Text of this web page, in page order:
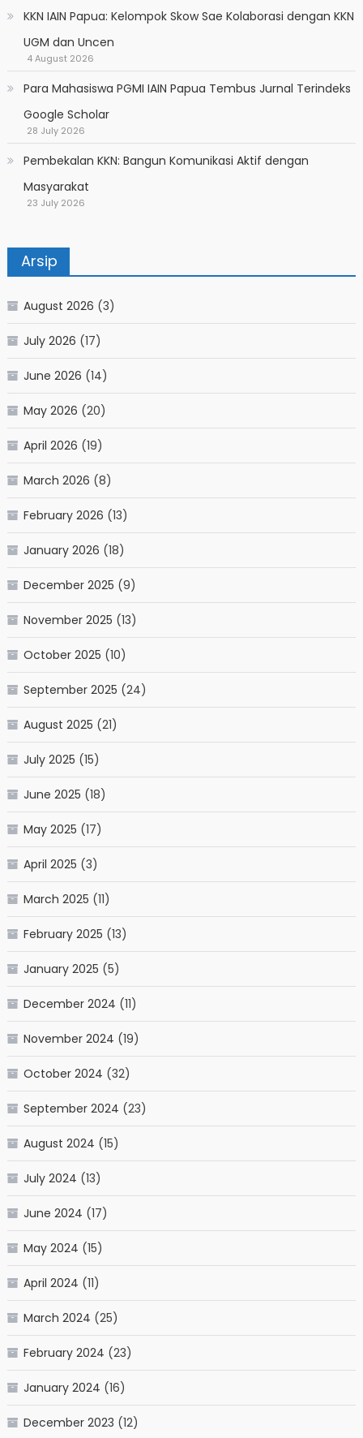
KKN IAIN Papua: Kelompok Skow Sae Kolaborasi dengan KKN
UGM dan Uncen
4 August 2026
Para Mahasiswa PGMI IAIN Papua Tembus Jurnal Terindeks
Google Scholar
28 July 2026
Pembekalan KKN: Bangun Komunikasi Aktif dengan
Masyarakat
23 July 2026
Arsip
August 2026 (3)
July 2026 (17)
June 2026 (14)
May 2026 (20)
April 2026 (19)
March 2026 (8)
February 2026 (13)
January 2026 (18)
December 2025 (9)
November 2025 (13)
October 2025 (10)
September 2025 (24)
August 2025 (21)
July 2025 (15)
June 2025 (18)
May 2025 (17)
April 2025 (3)
March 2025 (11)
February 2025 (13)
January 2025 (5)
December 2024 (11)
November 2024 (19)
October 2024 (32)
September 2024 (23)
August 2024 (15)
July 2024 (13)
June 2024 (17)
May 2024 (15)
April 2024 (11)
March 2024 (25)
February 2024 (23)
January 2024 (16)
December 2023 (12)